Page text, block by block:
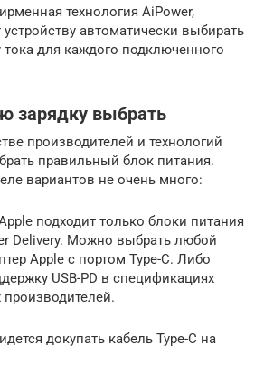
технология AiPower,
автоматически выбирать
для каждого подключенного
зарядку выбрать
производителей и технологий
правильный блок питания.
вариантов не очень много:
подходит только блоки питания
Delivery. Можно выбрать любой
Apple с портом Type-C. Либо
USB-PD в спецификациях
докупать кабель Type-С на